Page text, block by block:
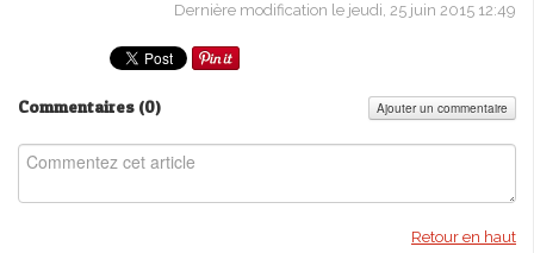
Dernière modification le jeudi, 25 juin 2015 12:49
Commentaires (0) Ajouter un commentaire
Retour en haut